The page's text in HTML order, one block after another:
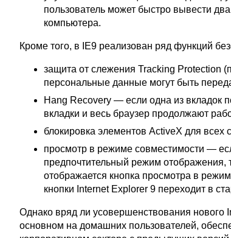
пользователь может быстро вывести
компьютера.
Кроме того, в IE9 реализован ряд функций
защита от слежения Tracking Protection
персональные данные могут быть
Hang Recovery — если одна из вкладок
вкладки и весь браузер продолжают
блокировка элементов ActiveX для
просмотр в режиме совместимости —
предпочтительный режим отображения,
отображается кнопка просмотра в
кнопки Internet Explorer 9 переходит в
Однако вряд ли усовершенствования нового
основном на домашних пользователей,